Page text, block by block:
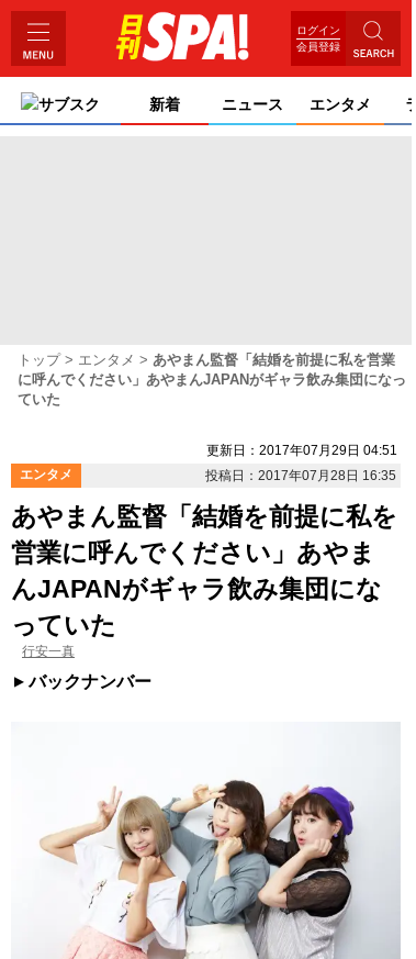
ログイン
会員登録
サブスク 新着 ニュース エンタメ
トップ エンタメ
あやまん監督「結婚を前提に私を営業
に呼んでください」あやまんJAPANがギャラ飲み集団になっ
ていた
更新日：2017年07月29日 04:51
エンタメ
投稿日：2017年07月28日 16:35
あやまん監督「結婚を前提に私を
営業に呼んでください」あやま
んJAPANがギャラ飲み集団にな
っていた
行安一真
バックナンバー